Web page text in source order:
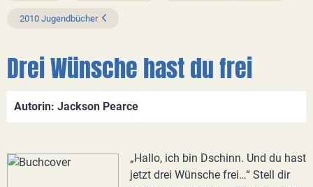
2010 Jugendbücher
Drei Wünsche hast du frei
Autorin: Jackson Pearce
„Hallo, ich bin Dschinn. Und du hast
jetzt drei Wünsche frei…“ Stell dir